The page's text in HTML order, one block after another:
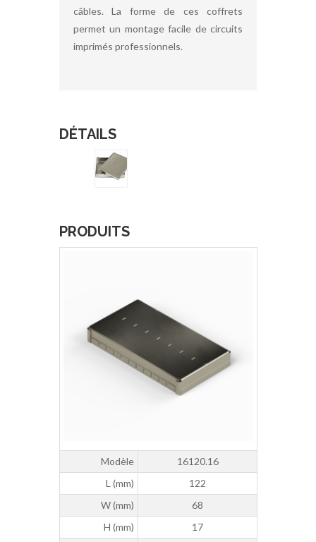
câbles. La forme de ces coffrets
permet un montage facile de circuits
imprimés professionnels.
DÉTAILS
PRODUITS
Modèle
16120.16
L (mm)
122
W (mm)
68
H (mm)
17